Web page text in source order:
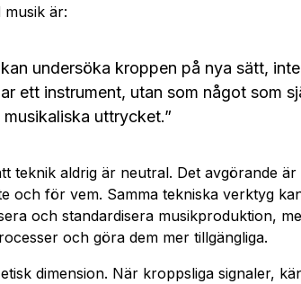
är:
undersöka kroppen på nya sätt,
ett instrument, utan som något som
uttrycket.”
teknik aldrig är neutral. Det avgörande är
och för vem. Samma tekniska verktyg
och standardisera musikproduktion,
och göra dem mer tillgängliga.
dimension. När kroppsliga signaler,